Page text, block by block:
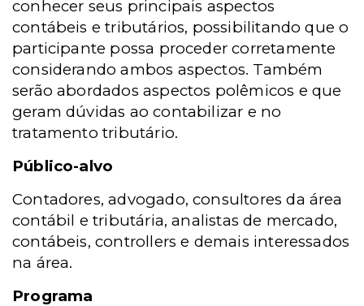
conhecer seus principais aspectos
contábeis e tributários, possibilitando que o
participante possa proceder corretamente
considerando ambos aspectos. Também
serão abordados aspectos polêmicos e que
geram dúvidas ao contabilizar e no
tratamento tributário.
Público-alvo
Contadores, advogado, consultores da área
contábil e tributária, analistas de mercado,
contábeis, controllers e demais interessados
na área.
Programa